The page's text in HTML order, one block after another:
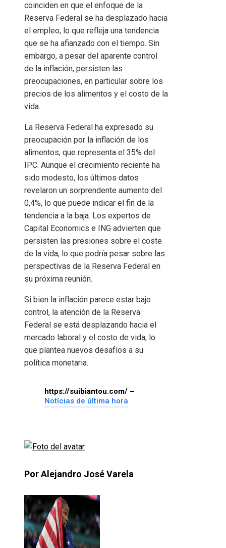
coinciden en que el enfoque de la
Reserva Federal se ha desplazado hacia
el empleo, lo que refleja una tendencia
que se ha afianzado con el tiempo. Sin
embargo, a pesar del aparente control
de la inflación, persisten las
preocupaciones, en particular sobre los
precios de los alimentos y el costo de la
vida.
La Reserva Federal ha expresado su
preocupación por la inflación de los
alimentos, que representa el 35% del
IPC. Aunque el crecimiento reciente ha
sido modesto, los últimos datos
revelaron un sorprendente aumento del
0,4%, lo que puede indicar el fin de la
tendencia a la baja. Los expertos de
Capital Economics e ING advierten que
persisten las presiones sobre el coste
de la vida, lo que podría pesar sobre las
perspectivas de la Reserva Federal en
su próxima reunión.
Si bien la inflación parece estar bajo
control, la atención de la Reserva
Federal se está desplazando hacia el
mercado laboral y el costo de vida, lo
que plantea nuevos desafíos a su
política monetaria.
https://suibiantou.com/ –
Notícias de última hora
Por Alejandro José Varela